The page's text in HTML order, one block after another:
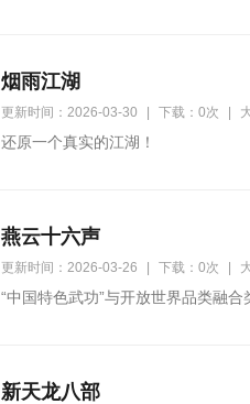
烟雨江湖
更新时间：2026-03-30 下载：0次
还原一个真实的江湖！
燕云十六声
更新时间：2026-03-26 下载：0次
“中国特色武功”与开放世界品类融合
新天龙八部